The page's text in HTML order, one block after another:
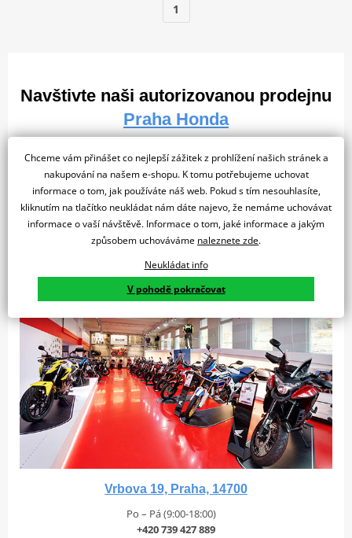
1
Navštivte naši autorizovanou prodejnu
Praha Honda
Martina Tomášková Martin Sekyra
Vrbova 19, Praha, 14700
Po – Pá (9:00-18:00)
+420 739 427 889
Chceme vám přinášet co nejlepší zážitek z prohlížení našich stránek a
nakupování na našem e-shopu. K tomu potřebujeme uchovat
informace o tom, jak používáte náš web. Pokud s tím nesouhlasíte,
kliknutím na tlačítko neukládat nám dáte najevo, že nemáme uchovávat
informace o vaší návštěvě. Informace o tom, jaké informace a jakým
způsobem uchováváme naleznete zde.
Neukládat info
V pohodě pokračovat